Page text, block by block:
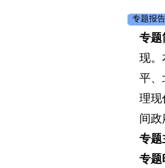
专题报告
专题
现。
平、
理现
间
专题
专题